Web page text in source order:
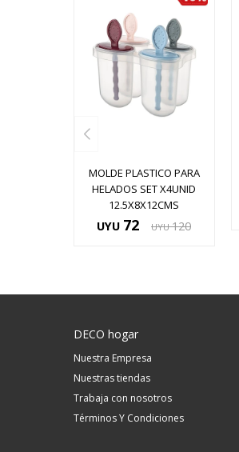
MOLDE PLASTICO PARA
HELADOS SET X4UNID
12.5X8X12CMS
UYU 72 UYU 120
DECO hogar
Nuestra Empresa
Nuestras tiendas
Trabaja con nosotros
Términos Y Condiciones